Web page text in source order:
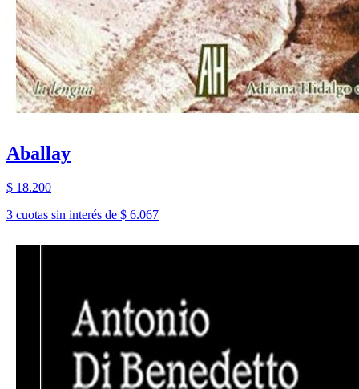
Aballay
$ 18.200
3 cuotas sin interés de $ 6.067